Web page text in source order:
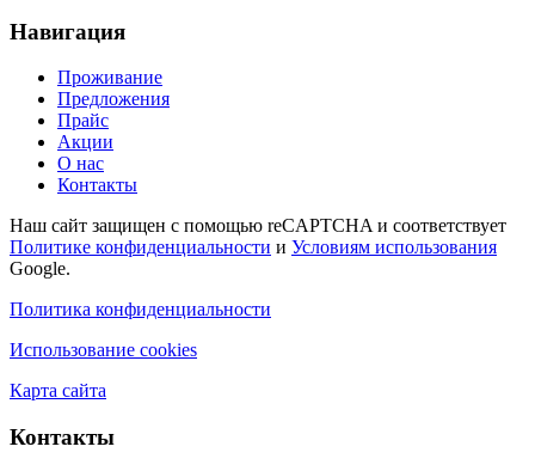
Навигация
Проживание
Предложения
Прайс
Акции
О нас
Контакты
Наш сайт защищен с помощью reCAPTCHA и соответствует
Политике конфиденциальности и Условиям использования
Google.
Политика конфиденциальности
Использование cookies
Карта сайта
Контакты